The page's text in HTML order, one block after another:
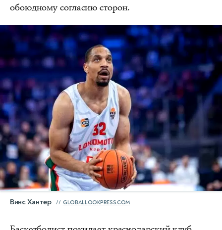
обоюдному согласию сторон.
Винс Хантер GLOBALLOOKPRESS.COM